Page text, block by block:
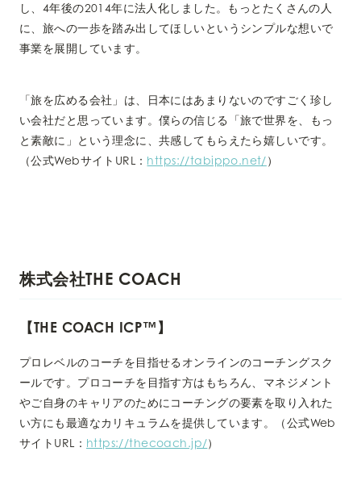
し、4年後の2014年に法人化しました。もっとたくさんの人
に、旅への一歩を踏み出してほしいというシンプルな想いで
事業を展開しています。
「旅を広める会社」は、日本にはあまりないのですごく珍し
い会社だと思っています。僕らの信じる「旅で世界を、もっ
と素敵に」という理念に、共感してもらえたら嬉しいです。
（公式WebサイトURL： https://tabippo.net/）
株式会社THE COACH
【THE COACH ICP™︎】
プロレベルのコーチを目指せるオンラインのコーチングスク
ールです。プロコーチを目指す方はもちろん、マネジメント
やご自身のキャリアのためにコーチングの要素を取り入れた
い方にも最適なカリキュラムを提供しています。（公式Web
サイトURL： https://thecoach.jp/）